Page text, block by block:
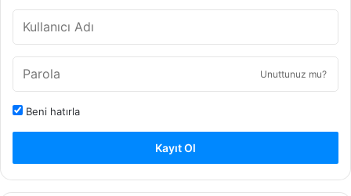
Unuttunuz mu?
Beni hatırla
Kayıt Ol